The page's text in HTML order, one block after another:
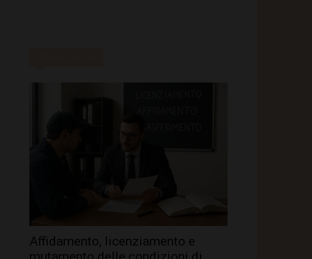
Affidamento, licenziamento e